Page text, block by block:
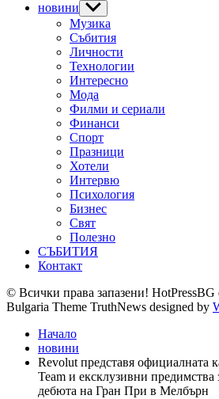
новини Show
sub
menu
Музика
Събития
Личности
Технологии
Интересно
Мода
Филми и сериали
Финанси
Спорт
Празници
Хотели
Интервю
Психология
Бизнес
Свят
Полезно
СЪБИТИЯ
Контакт
© Всички права запазени! HotPressBG
Bulgaria Theme TruthNews designed by
Начало
новини
Revolut представя официалната
Team и ексклузивни предимства
дебюта на Гран При в Мелбърн